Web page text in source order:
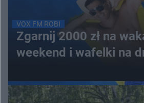
VOX FM ROBI
Zgarnij 2000 zł na
weekend i wafelki na